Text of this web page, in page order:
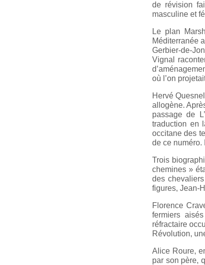
de révision
masculine et
Le plan
Méditerranée
Gerbier-de-
Vignal
où l’on
Hervé
allogène.
passage de
traduction en
occitane des
de ce numéro.
Trois
chemines »
des
figures, Jean-
Florence
fermiers
réfractaire
Révolution,
Alice Roure,
par son père,